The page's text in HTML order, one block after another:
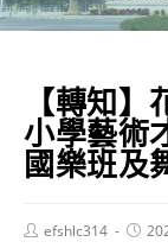
【轉知
小學藝術
國樂班及
Postefshlc314
Post